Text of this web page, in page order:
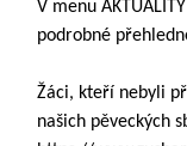
V menu
podrobné
Žáci, kteří nebyli
našich pěveckých